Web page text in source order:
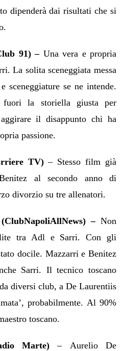
dipenderà dai risultati che si
91) – Una vera e propria
La solita sceneggiata messa
sceneggiature se ne intende.
fuori la storiella giusta per
il disappunto chi ha
passione.
TV)– Stesso film già
al secondo anno di
divorzio su tre allenatori.
–Non
tra Adl e Sarri. Con gli
docile. Mazzarri e Benitez
Sarri. Il tecnico toscano
diversi club, a De Laurentiis
probabilmente. Al 90%
toscano.
Marte) – Aurelio De